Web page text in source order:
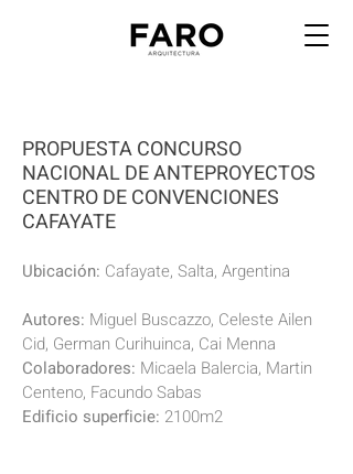
PROPUESTA CONCURSO
NACIONAL DE ANTEPROYECTOS
CENTRO DE CONVENCIONES
CAFAYATE
Ubicación: Cafayate, Salta, Argentina
Autores: Miguel Buscazzo, Celeste Ailen
Cid, German Curihuinca, Cai Menna
Colaboradores: Micaela Balercia, Martin
Centeno, Facundo Sabas
Edificio superficie: 2100m2